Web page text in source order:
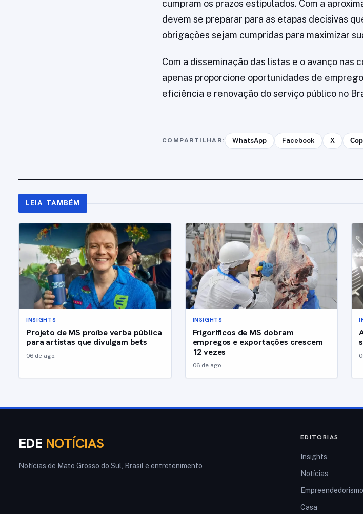
cumpram os prazos estipulados. Com a
devem se preparar para as etapas decisivas
obrigações sejam cumpridas para maximizar
Com a disseminação das listas e o avanço nas
apenas proporcione oportunidades de
eficiência e renovação do serviço público no
COMPARTILHAR: WhatsApp Facebook X
LEIA TAMBÉM
INSIGHTS
Projeto de MS proíbe verba pública
para artistas que divulgam bets
06 de ago.
INSIGHTS
Frigoríficos de MS dobram
empregos e exportações crescem
12 vezes
06 de ago.
EDE NOTÍCIAS
Notícias de Mato Grosso do Sul, Brasil e entretenimento
EDITORIAS
Insights
Notícias
Empreendedorismo
Casa